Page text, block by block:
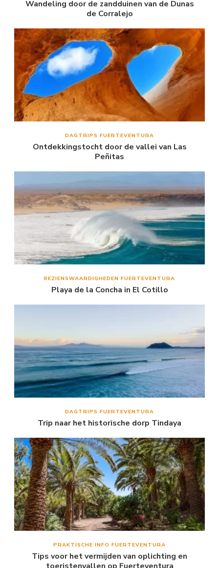
Wandeling door de zandduinen van de Dunas
de Corralejo
DAGTRIPS FUERTEVENTURA
Ontdekkingstocht door de vallei van Las
Peñitas
BEZIENSWAARDIGHEDEN FUERTEVENTURA
Playa de la Concha in El Cotillo
DAGTRIPS FUERTEVENTURA
Trip naar het historische dorp Tindaya
PRAKTISCHE INFO FUERTEVENTURA
Tips voor het vermijden van oplichting en
toeristenvallen op Fuerteventura